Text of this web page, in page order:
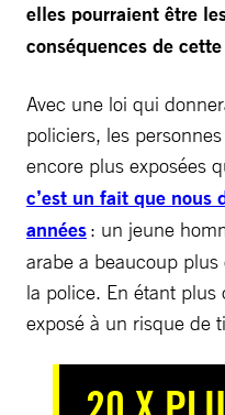
elles pourraient être
conséquences de
Avec une loi qui
policiers, les
encore plus exposées
c’est un fait que nous
années: un jeune
arabe a beaucoup plus
la police. En étant
exposé à un risque de